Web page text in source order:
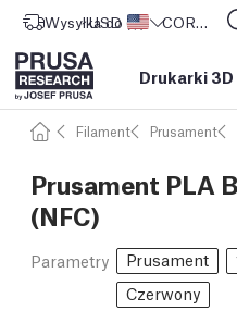
Wysyłka do Stany
USD ($) CORE One L: Już w sprzedaży!
Drukarki 3D
Filament Prusament
Prusament PLA
(NFC)
Parametry Prusament
Czerwony